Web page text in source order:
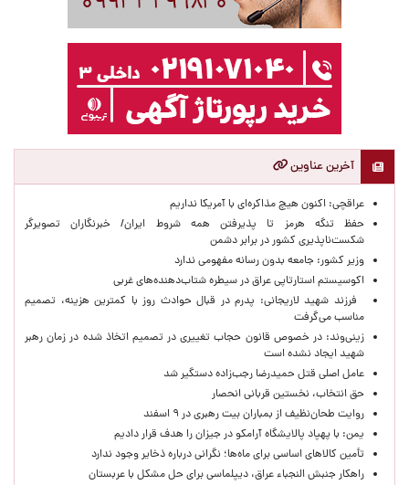
آخرین عناوین
عراقچی: اکنون هیچ مذاکره‌ای با آمریکا نداریم
حفظ تنگه هرمز تا پذیرفتن همه شروط ایران/ خبرنگاران تصویرگر
شکست‌ناپذیری کشور در برابر دشمن
وزیر کشور: جامعه بدون رسانه مفهومی ندارد
اکوسیستم استارتاپی عراق در سیطره شتاب‌دهنده‌‌های غربی
فرزند شهید لاریجانی: پدرم در قبال حوادث روز با کمترین هزینه، تصمیم
مناسب می‌گرفت
زینی‌وند: در خصوص قانون حجاب تغییری در تصمیم اتخاذ شده در زمان رهبر
شهید ایجاد نشده است
عامل اصلی قتل حمیدرضا رجب‌زاده دستگیر شد
حق انتخاب، نخستین قربانی انحصار
روایت طحان‌نظیف از بمباران بیت رهبری در ۹ اسفند
یمن: با پهپاد پالایشگاه آرامکو در جیزان را هدف قرار دادیم
تأمین کالاهای اساسی برای ماه‌ها؛ نگرانی درباره ذخایر وجود ندارد
راهکار جنبش النجباء عراق، دیپلماسی برای حل مشکل با عربستان